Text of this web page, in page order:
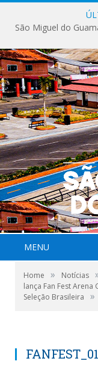
MENU
Home » Notícias
lança Fan Fest
Seleção Brasileira
»
FANFEST_01